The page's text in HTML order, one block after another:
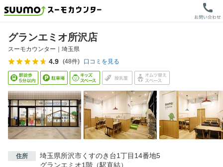
グランエミオ所沢店
スーモカウンター｜ 埼玉県
4.9 (48件) 口コミを見る
住所
埼玉県所沢市くすのき台1丁目14番地5
グランエミオ1階（駅直結）